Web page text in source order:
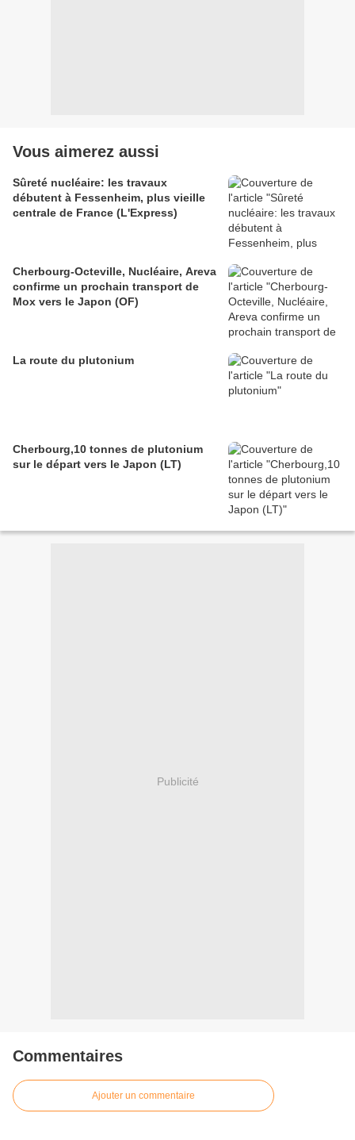
Vous aimerez aussi
Sûreté nucléaire: les travaux
débutent à Fessenheim, plus vieille
centrale de France (L'Express)
Cherbourg-Octeville, Nucléaire, Areva
confirme un prochain transport de
Mox vers le Japon (OF)
La route du plutonium
Cherbourg,10 tonnes de plutonium
sur le départ vers le Japon (LT)
Publicité
Commentaires
Ajouter un commentaire